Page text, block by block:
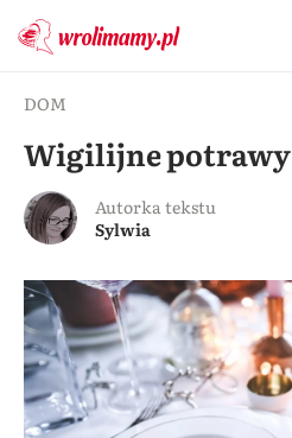
DOM
Wigilijne
Autorka tekstu
Sylwia